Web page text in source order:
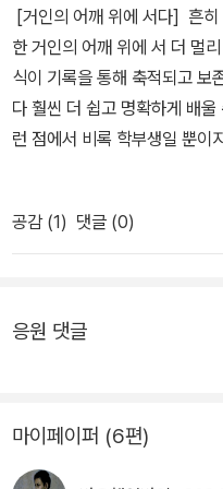
수백 년을 이어 온 뉴턴의 만
된다. 일반 상대성 이론 덕분
또 어떻게 진화해 왔는지를 이
발 이론, 블랙홀 이론, 다중 우
출발점이기도 하다. 4장 이상한 양자 나라의 하이젠베르크: 베르너
(1925년) 양자 역학은 상대성
영향을 끼친 과학적 발견이다.
양자 역학을 정초한 공로를 인
성한 것이라면 양자 역학은 시
(1929년) 이 논문을 통해 ‘허
구에서 은하까지의 거리와 그
을 읽는 것은 학자로서는 반드
는 시간이 아깝지는 않다. 왜
사상이 아직도 완전히 반박되
증하는 과정이 현대에까지 유
생이 굳이 원전을 읽을 필요가
방법으로 이론의 논증을 배울
필요가 있을지는 모르겠다.그
과생 대상 과학교양수업은 항
므로.한마디로 이 책은 잘 쓰이
나 소수일 비극적인 책이다.
[거인의 어깨 위에 서다] 흔
한 거인의 어깨 위에 서 더 멀
식이 기록을 통해 축적되고 보
다 훨씬 더 쉽고 명확하게 배
런 점에서 비록 학부생일 뿐이
인즈, 프리드먼 등 경제학계에
문이다. 그런데 조금 더 본질적
앞서서 인간이고, 인간은 물리
빌려주고 있다고 볼 수 있다.
싶어서다. 그래서 어떻게 공
들을 보고 있는데, 그 중에서
개하고 싶다. <물리학 클래식
공감 (1) 댓글 (0)
응원 댓글
마이페이퍼 (6편)